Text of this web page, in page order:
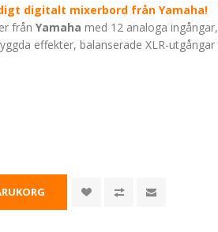
digitalt mixerbord från Yamaha!
frånYamaha med 12 analoga
effekter, balanserade XLR-